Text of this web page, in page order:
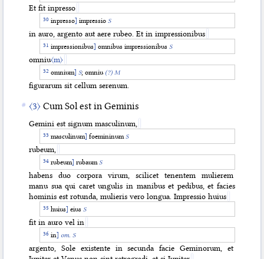
Et fit inpresso
inpresso] impressio S
in auro, argento aut aere rubeo. Et in impressionibus
impressionibus] omnibus impressionibus S
omniu〈m〉
omnium] S; omniu (?) M
figurarum sit cellum serenum.
〈3〉 Cum Sol est in Geminis
Gemini est signum masculinum,
masculinum] foemininumS
rubeum,
rubeum] rubaumS
habens duo corpora virum, scilicet tenentem mulierem
manu sua qui caret ungulis in manibus et pedibus, et facies
hominis est rotunda, mulieris vero longua. Impressio huius
huius] eius S
fit in auro vel in
in] om. S
argento, Sole existente in secunda facie Geminorum, et